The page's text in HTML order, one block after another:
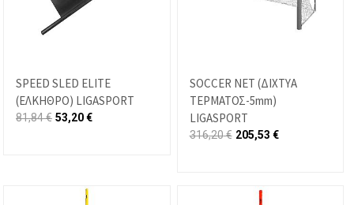
SPEED SLED ELITE
(ΕΛΚΗΘΡΟ) LIGASPORT
81,84€ 53,20€
SOCCER NET (ΔΙΧΤΥA
ΤΕΡΜΑΤΟΣ-5mm)
LIGASPORT
316,20€ 205,53 €